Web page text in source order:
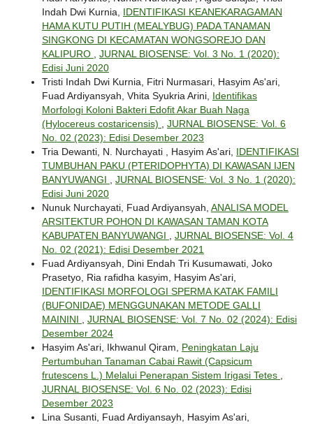
Indah Dwi Kurnia, IDENTIFIKASI KEANEKARAGAMAN
HAMA KUTU PUTIH (MEALYBUG) PADA TANAMAN
SINGKONG DI KECAMATAN WONGSOREJO DAN
KALIPURO
JURNAL BIOSENSE: Vol. 3 No. 1 (2020):
Edisi Juni 2020
Tristi Indah Dwi Kurnia, Fitri Nurmasari, Hasyim As'ari,
Fuad Ardiyansyah, Vhita Syukria Arini, Identifikas
Morfologi Koloni Bakteri Edofit Akar Buah Naga
(Hylocereus costaricensis)
JURNAL BIOSENSE: Vol. 6
No. 02 (2023): Edisi Desember 2023
Tria Dewanti, N. Nurchayati , Hasyim As'ari, IDENTIFIKASI
TUMBUHAN PAKU (PTERIDOPHYTA) DI KAWASAN IJEN
BANYUWANGI
JURNAL BIOSENSE: Vol. 3 No. 1 (2020):
Edisi Juni 2020
Nunuk Nurchayati, Fuad Ardiyansyah, ANALISA MODEL
ARSITEKTUR POHON DI KAWASAN TAMAN KOTA
KABUPATEN BANYUWANGI
JURNAL BIOSENSE: Vol. 4
No. 02 (2021): Edisi Desember 2021
Fuad Ardiyansyah, Dini Endah Tri Kusumawati, Joko
Prasetyo, Ria rafidha kasyim, Hasyim As'ari,
IDENTIFIKASI MORFOLOGI SPERMA KATAK FAMILI
(BUFONIDAE) MENGGUNAKAN METODE GALLI
MAININI
JURNAL BIOSENSE: Vol. 7 No. 02 (2024): Edisi
Desember 2024
Hasyim As'ari, Ikhwanul Qiram, Peningkatan Laju
Pertumbuhan Tanaman Cabai Rawit (Capsicum
frutescens L.) Melalui Penerapan Sistem Irigasi Tetes
JURNAL BIOSENSE: Vol. 6 No. 02 (2023): Edisi
Desember 2023
Lina Susanti, Fuad Ardiyansayh, Hasyim As'ari,